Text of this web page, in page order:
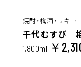
焼酎・梅酒・リキュ
千代むすび
1,800ml ￥